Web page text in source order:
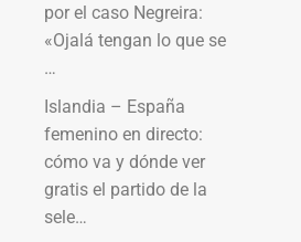
por el caso Negreira:
«Ojalá tengan lo que se
…
Islandia – España
femenino en directo:
cómo va y dónde ver
gratis el partido de la
sele…